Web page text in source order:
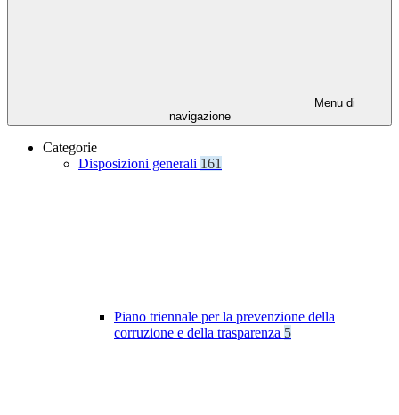
Menu di
navigazione
Categorie
Disposizioni generali 161
Piano triennale per la prevenzione della
corruzione e della trasparenza 5